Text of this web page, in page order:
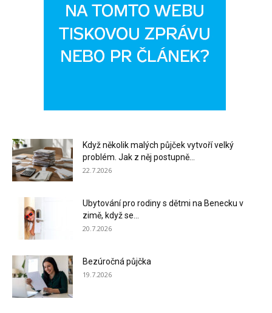
Když několik malých půjček vytvoří velký
problém. Jak z něj postupně...
22.7.2026
Ubytování pro rodiny s dětmi na Benecku v
zimě, když se...
20.7.2026
Bezúročná půjčka
19.7.2026